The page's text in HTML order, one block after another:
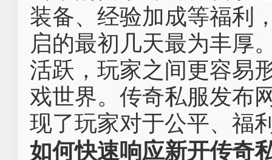
装备、经验加成等福利
启的最初几天最为丰厚
活跃，玩家之间更容易
戏世界。传奇私服发布
现了玩家对于公平、福
如何快速响应新开传奇